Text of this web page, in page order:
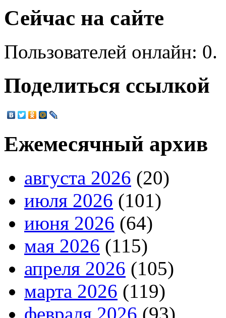
Сейчас на сайте
Пользователей онлайн: 0.
Поделиться ссылкой
Ежемесячный архив
августа 2026 (20)
июля 2026 (101)
июня 2026 (64)
мая 2026 (115)
апреля 2026 (105)
марта 2026 (119)